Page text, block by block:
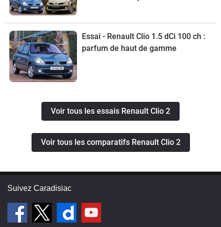
Essai - Renault Clio 1.5 dCi 100 ch :
parfum de haut de gamme
Voir tous les essais Renault Clio 2
Voir tous les comparatifs Renault Clio 2
Suivez Caradisiac